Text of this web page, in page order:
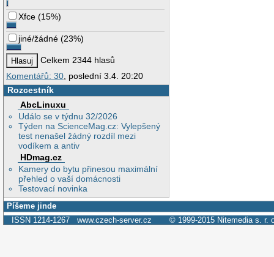
Xfce (15%)
jiné/žádné (23%)
Celkem 2344 hlasů
Komentářů: 30 , poslední 3.4. 20:20
Rozcestník
AbcLinuxu
Událo se v týdnu 32/2026
Týden na ScienceMag.cz: Vylepšený
test nenašel žádný rozdíl mezi
vodíkem a antiv
HDmag.cz
Kamery do bytu přinesou maximální
přehled o vaší domácnosti
Testovací novinka
Píšeme jinde
ISSN 1214-1267 www.czech-server.cz © 1999-2015 Nitemedia s. r.